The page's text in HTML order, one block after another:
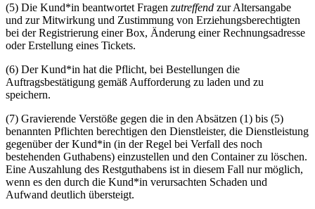
(5) Die Kund*in beantwortet Fragen zutreffend zur Altersangabe
und zur Mitwirkung und Zustimmung von Erziehungsberechtigten
bei der Registrierung einer Box, Änderung einer Rechnungsadresse
oder Erstellung eines Tickets.
(6) Der Kund*in hat die Pflicht, bei Bestellungen die
Auftragsbestätigung gemäß Aufforderung zu laden und zu
speichern.
(7) Gravierende Verstöße gegen die in den Absätzen (1) bis (5)
benannten Pflichten berechtigen den Dienstleister, die Dienstleistung
gegenüber der Kund*in (in der Regel bei Verfall des noch
bestehenden Guthabens) einzustellen und den Container zu löschen.
Eine Auszahlung des Restguthabens ist in diesem Fall nur möglich,
wenn es den durch die Kund*in verursachten Schaden und
Aufwand deutlich übersteigt.